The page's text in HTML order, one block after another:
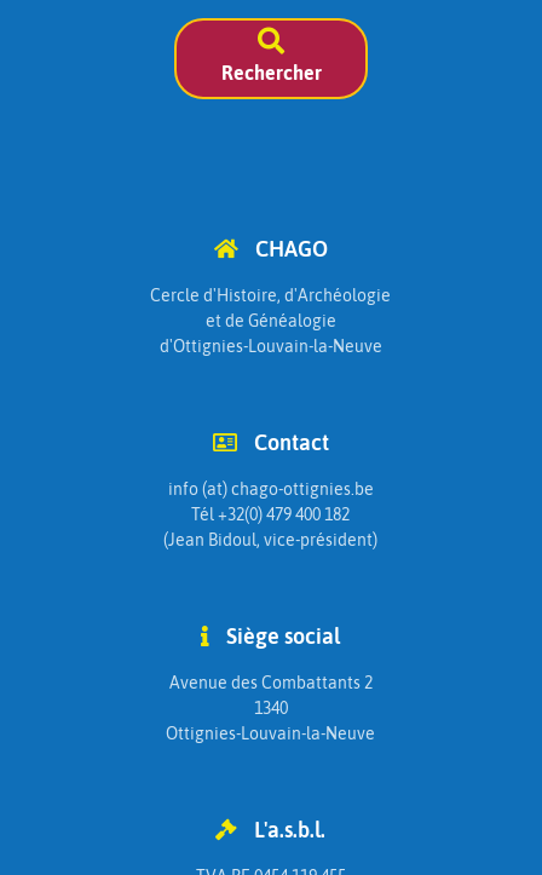
Rechercher
CHAGO
Cercle d'Histoire, d'Archéologie
et de Généalogie
d'Ottignies-Louvain-la-Neuve
Contact
info (at) chago-ottignies.be
Tél +32(0) 479 400 182
(Jean Bidoul, vice-président)
Siège social
Avenue des Combattants 2
1340
Ottignies-Louvain-la-Neuve
L'a.s.b.l.